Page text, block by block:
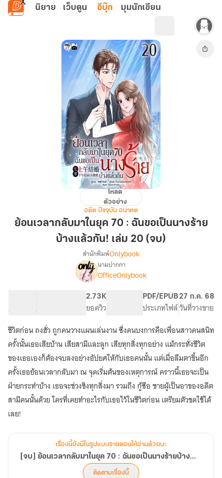
ข้ามไปยังเนื้อหาหลัก
นิยาย เว็บตูน อีบุ๊ก มุมนักเขียน
กลับ
ใน
นาง
ร้าย
บ้าง
แล้ว
กัน!
เล่ม
20
โหลด
ตัวอย่าง
อดีต ปัจจุบัน อนาคต
ย้อนเวลากลับมาในยุค 70 : ฉันขอเป็นนางร้าย
บ้างแล้วกัน! เล่ม 20 (จบ)
เรื่อง[จบ]
ย้อน
ยุค
70
:
ฉัน
ขอ
เป็น
นาง
ร้าย
สำนักพิมพ์Onlybook
นามปากกา
OfficeOnlybook
จำนวนคำ จำนวนหน้า (A5)
2.73K
ยอดวิวระดับเนื้อหา
PDF/EPUB
ประเภทไฟล์
27 ก.ค. 68
วันที่วางขาย
ชีวิตก่อน ถงฮั่ว ถูกคนวางแผนเล่นงาน ซึ่งคนบงการคือเพื่อนสาวคนสนิท
ครั้งนั้นเธอเสียบ้าน เสียสามีและลูก เสียทุกสิ่งทุกอย่าง แม้กระทั่งชีวิต
ของเธอเองก็ต้องจบลงอย่างอัปยศให้กับเธอคนนั้น แต่เมื่อลืมตาขึ้นอีก
ครั้งเธอย้อนเวลากลับมา ณ จุดเริ่มต้นของเหตุการณ์ คราวนี้เธอจะเป็น
ฝ่ายกระทำบ้าง เธอจะช่วงชิงทุกสิ่งมา รวมถึง กู้ซือ ชายผู้เป็นอาของอดีต
สามีคนนั้นด้วย ใครที่เคยทำอะไรกับเธอไว้ในชีวิตก่อน เตรียมตัวชดใช้ได้
เลย!
เรื่องนี้ยังมีในรูปแบบรายตอนให้อ่านด้วยนะ
[จบ] ย้อนเวลากลับมาในยุค 70 : ฉันขอเป็นนางร้ายบ้างแล้วกัน!
ติดตามเรื่องนี้